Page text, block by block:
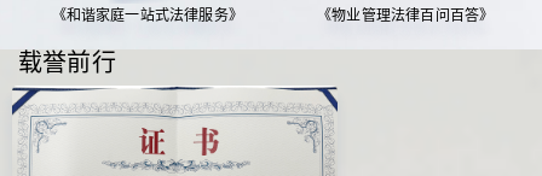
《和谐家庭一站式法律服务》 《物业管理法律百问百答》
载誉前行